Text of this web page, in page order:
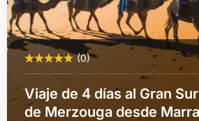
(0)
Viaje de 4 días al Gran
de Merzouga desde